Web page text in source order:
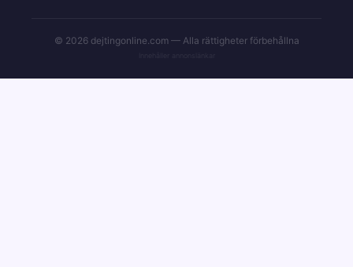
© 2026 dejtingonline.com — Alla rättigheter förbehållna